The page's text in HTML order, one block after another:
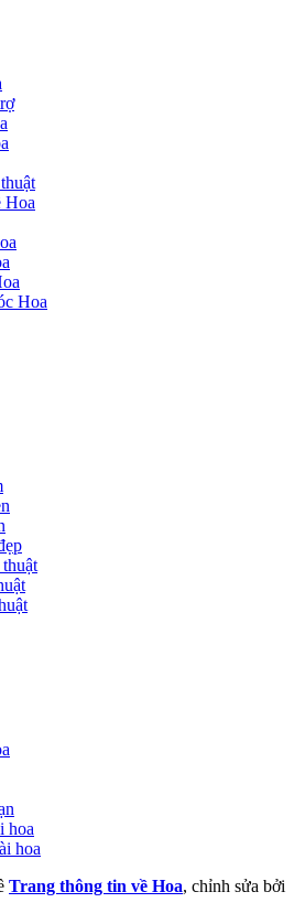
Hoa
Hoa
hoa
hoa
Trang thông tin về Hoa, chỉnh sửa bởi